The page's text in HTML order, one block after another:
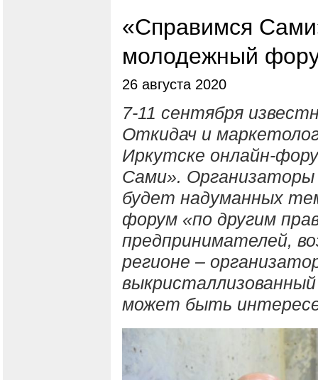
«Справимся
молодежный
26 августа 2020
7-11 сентября
Откидач и
Иркутске онлайн-
Сами».
будет надуманных
форум «по другим
предпринимателей,
регионе –
может быть